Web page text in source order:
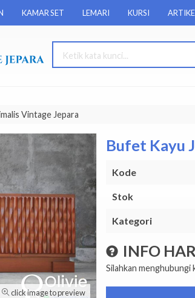
KAMAR SET LEMARI KURSI
Vintage Jepara
click image to preview
Bufet Kayu
Kode
Stok
Kategori
INFO
Silahkan